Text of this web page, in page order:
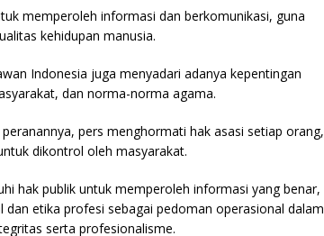
memperoleh informasi dan berkomunikasi, guna
kehidupan manusia.
Indonesia juga menyadari adanya kepentingan
dan norma-norma agama.
pers menghormati hak asasi setiap orang,
dikontrol oleh masyarakat.
hak publik untuk memperoleh informasi yang benar,
etika profesi sebagai pedoman operasional dalam
serta profesionalisme.